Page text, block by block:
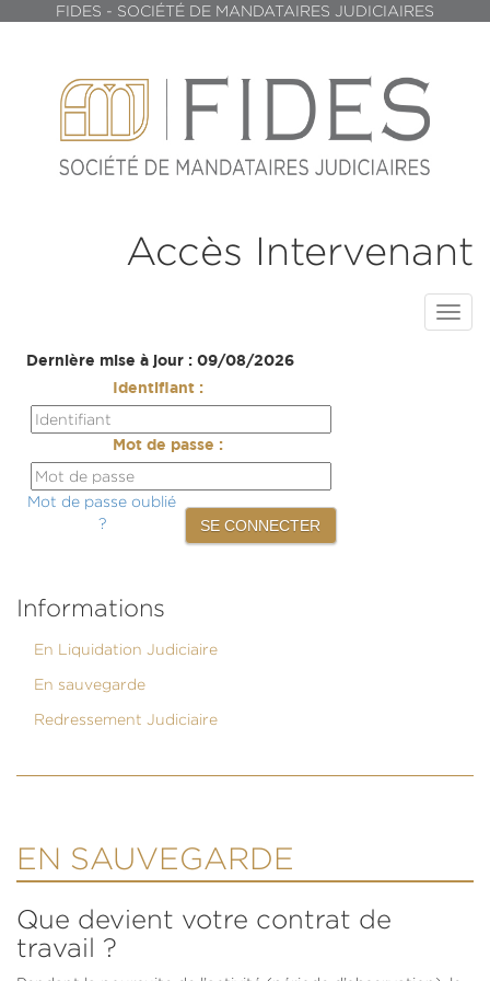
FIDES - SOCIÉTÉ DE MANDATAIRES JUDICIAIRES
Accès Intervenant
Dernière mise à jour : 09/08/2026
Identifiant :
Mot de passe :
Mot de passe oublié
?
Informations
En Liquidation Judiciaire
En sauvegarde
Redressement Judiciaire
EN SAUVEGARDE
Que devient votre contrat de
travail ?